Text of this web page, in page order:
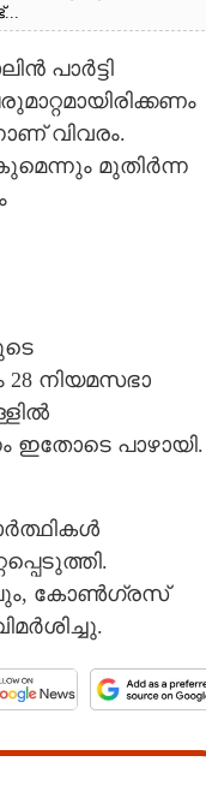
പാര്‍ട്ടി
വിവരം.
മുതിര്‍ന്ന
നിയമസഭാ
ഇതോടെ പാഴായി.
കോണ്‍ഗ്രസ്